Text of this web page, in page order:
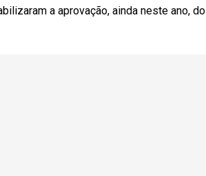
a aprovação, ainda neste ano, do